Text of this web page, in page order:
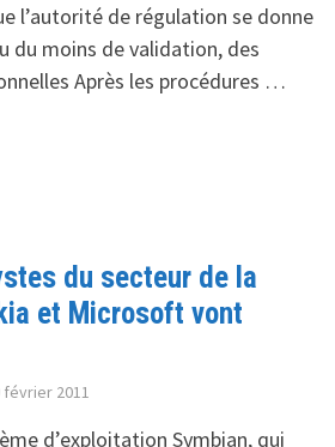
l’autorité de régulation se donne
du moins de validation, des
Après les procédures …
du secteur de la
et Microsoft vont
février 2011
d’exploitation Symbian, qui